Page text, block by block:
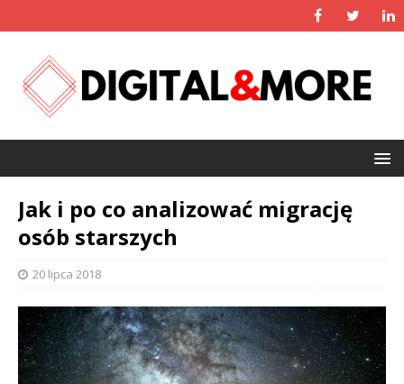
Jak i po co analizować migrację
osób starszych
20 lipca 2018